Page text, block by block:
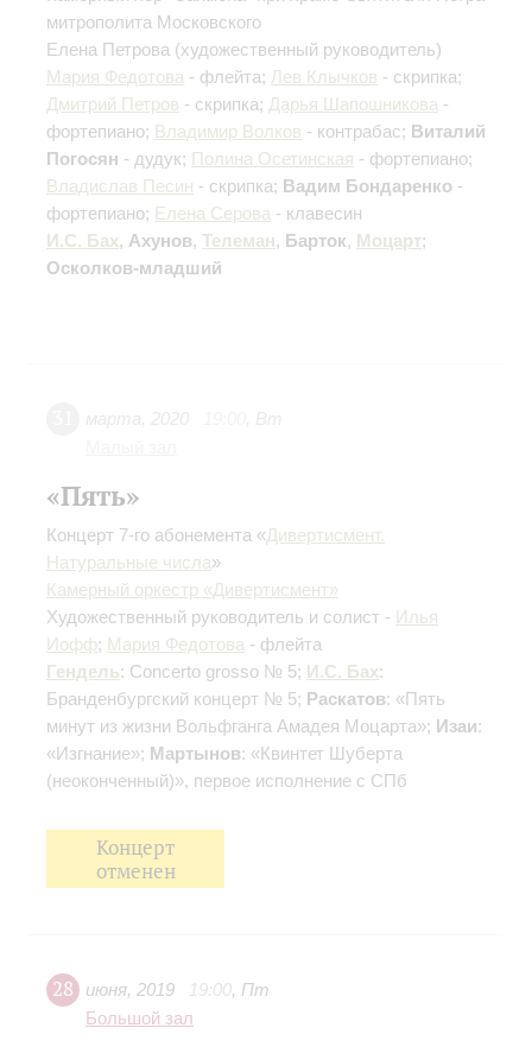
митрополита Московского
Елена Петрова (художественный руководитель)
Мария Федотова - флейта; Лев Клычков - скрипка;
Дмитрий Петров - скрипка; Дарья Шапошникова -
фортепиано; Владимир Волков - контрабас; Виталий
Погосян - дудук; Полина Осетинская - фортепиано;
Владислав Песин - скрипка; Вадим Бондаренко -
фортепиано; Елена Серова - клавесин
И.С. Бах, Ахунов, Телеман, Барток, Моцарт;
Осколков-младший
«Пять»
Концерт 7-го абонемента «Дивертисмент.
Натуральные числа»
Камерный оркестр «Дивертисмент»
Художественный руководитель и солист - Илья
Иофф; Мария Федотова - флейта
Гендель: Concerto grosso № 5; И.С. Бах:
Бранденбургский концерт № 5; Раскатов: «Пять
минут из жизни Вольфганга Амадея Моцарта»; Изаи:
«Изгнание»; Мартынов: «Квинтет Шуберта
(неоконченный)», первое исполнение с СПб
Концерт
отменен
28 июня, 2019 19:00, Пт
Большой зал